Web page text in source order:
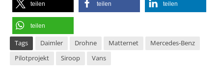
teilen teilen teilen
teilen
Tags Daimler Drohne Matternet
Mercedes-Benz
Pilotprojekt
Siroop Vans